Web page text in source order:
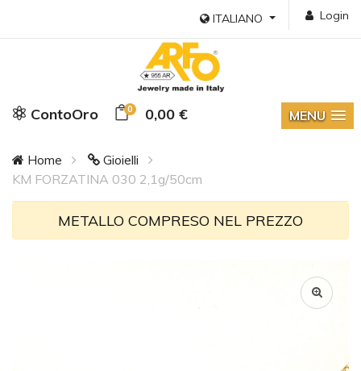
Login
ITALIANO
ContoOro 0 0,00 € MENU
Home
Gioielli
KM FORZATINA 030 2,1g/50cm
METALLO COMPRESO NEL PREZZO